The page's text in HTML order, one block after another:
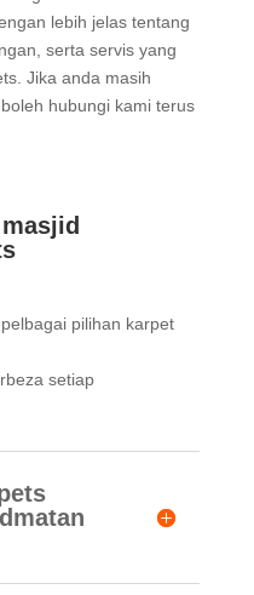
lebih jelas tentang
serta servis yang
Jika anda masih
hubungi kami terus
pilihan karpet
setiap